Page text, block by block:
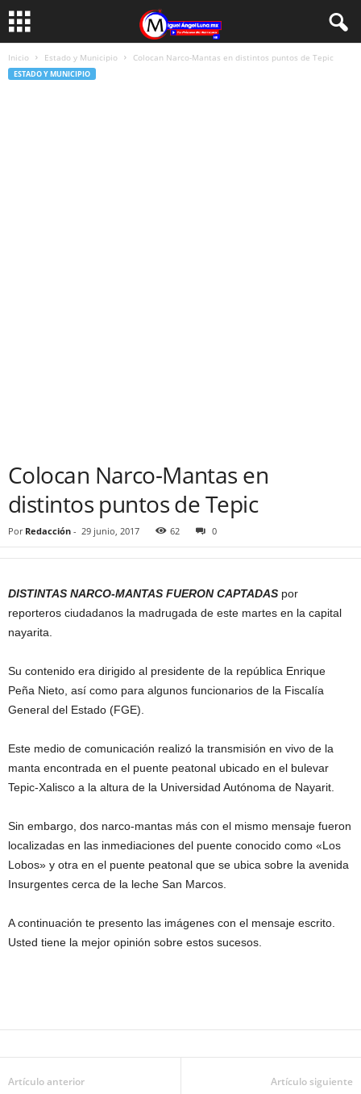
Inicio Estado y Municipio Colocan Narco-Mantas en distintos puntos de Tepic
ESTADO Y MUNICIPIO
Colocan Narco-Mantas en
distintos puntos de Tepic
Por Redacción - 29 junio, 2017 62 0
DISTINTAS NARCO-MANTAS FUERON CAPTADAS por
reporteros ciudadanos la madrugada de este martes en la capital
nayarita.
Su contenido era dirigido al presidente de la república Enrique
Peña Nieto, así como para algunos funcionarios de la Fiscalía
General del Estado (FGE).
Este medio de comunicación realizó la transmisión en vivo de la
manta encontrada en el puente peatonal ubicado en el bulevar
Tepic-Xalisco a la altura de la Universidad Autónoma de Nayarit.
Sin embargo, dos narco-mantas más con el mismo mensaje fueron
localizadas en las inmediaciones del puente conocido como «Los
Lobos» y otra en el puente peatonal que se ubica sobre la avenida
Insurgentes cerca de la leche San Marcos.
A continuación te presento las imágenes con el mensaje escrito.
Usted tiene la mejor opinión sobre estos sucesos.
Artículo anterior Artículo siguiente